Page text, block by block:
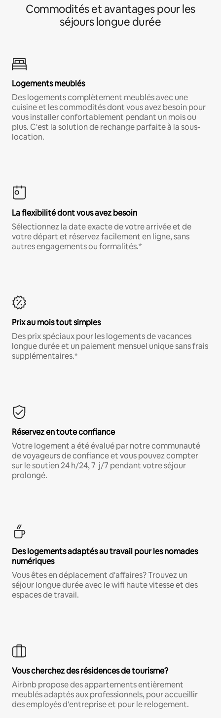
Commodités et avantages pour les
séjours longue durée
Logements meublés
Des logements complètement meublés avec une
cuisine et les commodités dont vous avez besoin pour
vous installer confortablement pendant un mois ou
plus. C'est la solution de rechange parfaite à la sous-
location.
La flexibilité dont vous avez besoin
Sélectionnez la date exacte de votre arrivée et de
votre départ et réservez facilement en ligne, sans
autres engagements ou formalités.*
Prix au mois tout simples
Des prix spéciaux pour les logements de vacances
longue durée et un paiement mensuel unique sans frais
supplémentaires.*
Réservez en toute confiance
Votre logement a été évalué par notre communauté
de voyageurs de confiance et vous pouvez compter
sur le soutien 24 h/24, 7 j/7 pendant votre séjour
prolongé.
Des logements adaptés au travail pour les nomades
numériques
Vous êtes en déplacement d'affaires? Trouvez un
séjour longue durée avec le wifi haute vitesse et des
espaces de travail.
Vous cherchez des résidences de tourisme?
Airbnb propose des appartements entièrement
meublés adaptés aux professionnels, pour accueillir
des employés d'entreprise et pour le relogement.